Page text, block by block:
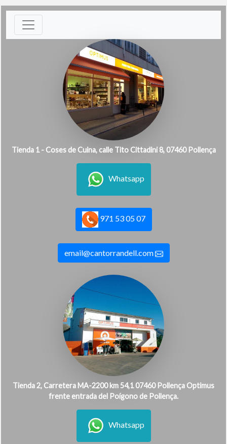
Tienda 1 - Coses de Cuina, calle Tito Cittadini 8, 07460 Pollença
Whatsapp
971 53 05 07
email@cantorrandell.com
Tienda 2, Carretera MA-2200 km 54,1 07460 Pollença Optimus
frente entrada del Poígono de Pollença.
Whatsapp